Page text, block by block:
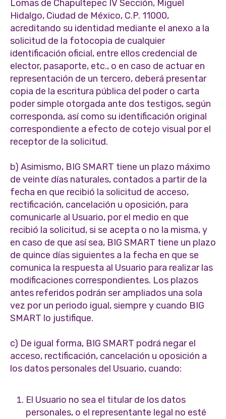
Lomas de Chapultepec IV Sección, Miguel
Hidalgo, Ciudad de México, C.P. 11000,
acreditando su identidad mediante el anexo a la
solicitud de la fotocopia de cualquier
identificación oficial, entre ellos credencial de
elector, pasaporte, etc., o en caso de actuar en
representación de un tercero, deberá presentar
copia de la escritura pública del poder o carta
poder simple otorgada ante dos testigos, según
corresponda, así como su identificación original
correspondiente a efecto de cotejo visual por el
receptor de la solicitud.
b) Asimismo, BIG SMART tiene un plazo máximo
de veinte días naturales, contados a partir de la
fecha en que recibió la solicitud de acceso,
rectificación, cancelación u oposición, para
comunicarle al Usuario, por el medio en que
recibió la solicitud, si se acepta o no la misma, y
en caso de que así sea, BIG SMART tiene un plazo
de quince días siguientes a la fecha en que se
comunica la respuesta al Usuario para realizar las
modificaciones correspondientes. Los plazos
antes referidos podrán ser ampliados una sola
vez por un periodo igual, siempre y cuando BIG
SMART lo justifique.
c) De igual forma, BIG SMART podrá negar el
acceso, rectificación, cancelación u oposición a
los datos personales del Usuario, cuando:
El Usuario no sea el titular de los datos
personales, o el representante legal no esté